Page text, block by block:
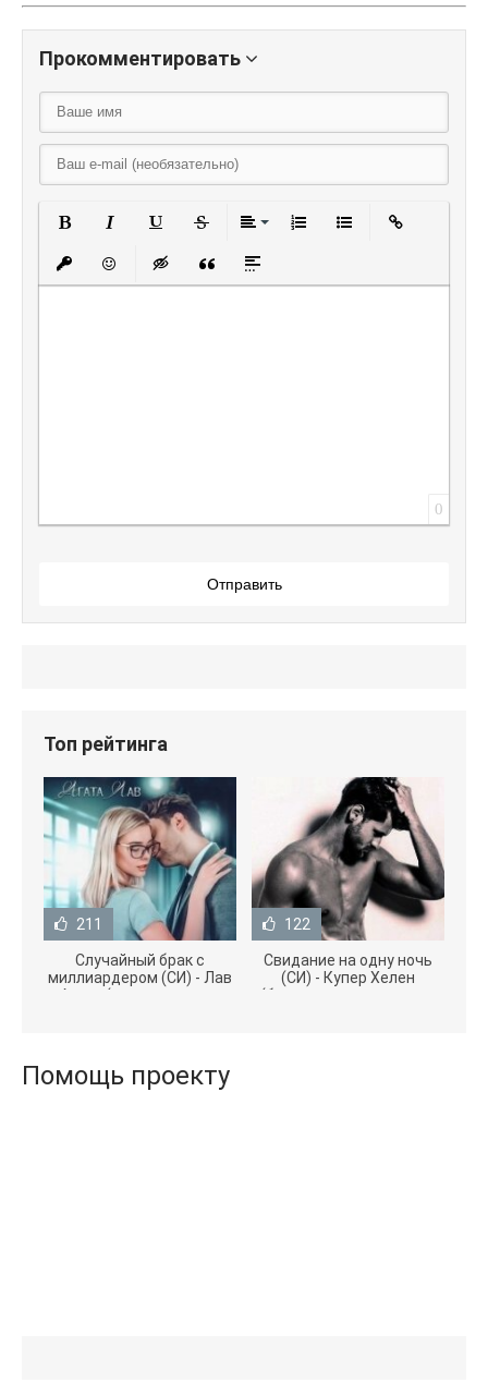
Прокомментировать
Полужирный
Курсив
Вставить защищенную ссылку
Вставить смайлик
Вставка скрытого текста
Вставка цитаты
Вставка спойлера
0
Отправить
Топ рейтинга
211
Случайный брак с
миллиардером (СИ) - Лав
Агата (полная версия
122
Свидание на одну ночь
(СИ) - Купер Хелен
(бесплатные серии книг
Помощь проекту